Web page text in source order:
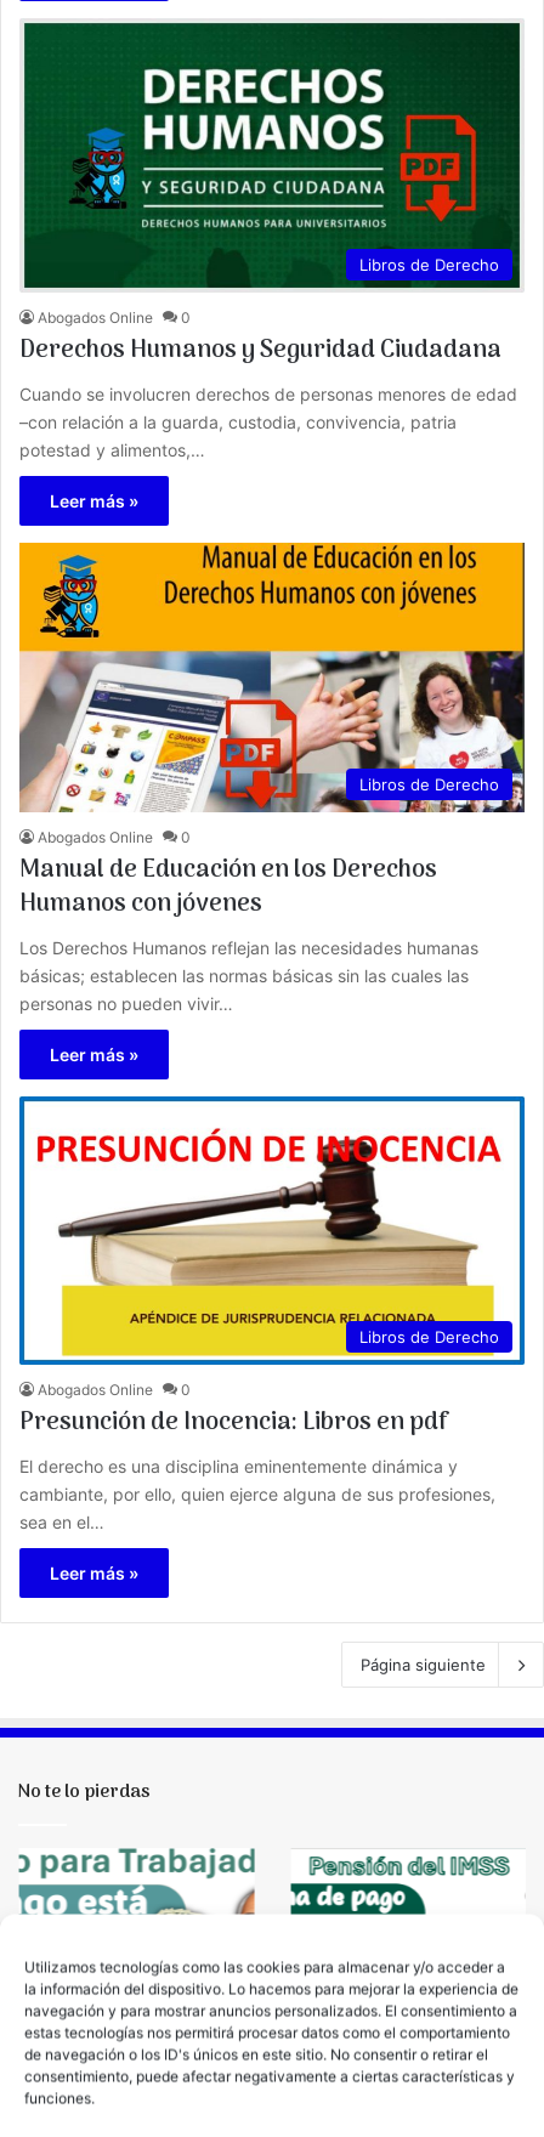
Utilizamos tecnologías como las cookies para almacenar y/o acceder a
la información del dispositivo. Lo hacemos para mejorar la experiencia de
navegación y para mostrar anuncios personalizados. El consentimiento a
estas tecnologías nos permitirá procesar datos como el comportamiento
de navegación o los ID's únicos en este sitio. No consentir o retirar el
consentimiento, puede afectar negativamente a ciertas características y
funciones.
Libros de Derecho
Abogados Online 0
Derechos Humanos y Seguridad Ciudadana
Cuando se involucren derechos de personas menores de edad
–con relación a la guarda, custodia, convivencia, patria
potestad y alimentos,…
Leer más »
Libros de Derecho
Abogados Online 0
Manual de Educación en los Derechos
Humanos con jóvenes
Los Derechos Humanos reflejan las necesidades humanas
básicas; establecen las normas básicas sin las cuales las
personas no pueden vivir…
Leer más »
Libros de Derecho
Abogados Online 0
Presunción de Inocencia: Libros en pdf
El derecho es una disciplina eminentemente dinámica y
cambiante, por ello, quien ejerce alguna de sus profesiones,
sea en el…
Leer más »
Página siguiente
No te lo pierdas
Pensión
IMSS
ya
fecha
de
pago
oficial,
Nuevo
periodo
fecha de pago oficial,
Nuevo periodo de
incorporaciones y más
información…
¿Se
aproxima
el
Información
sobre
la
Pensión
IMSS
¿Se aproxima el
pago?, Información
sobre la Pensión IMSS